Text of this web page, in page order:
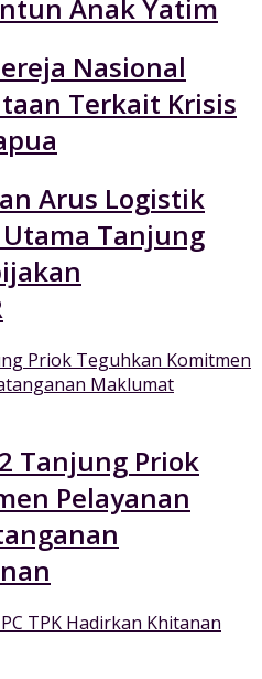
Anak Yatim
Nasional
Terkait Krisis
Arus Logistik
Utama Tanjung
Tanjung Priok
Pelayanan